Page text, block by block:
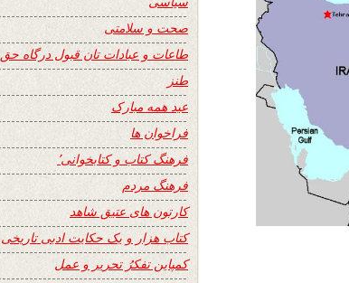
صحت و سلامتی
طاعات و عبادات تان قبول درگاه حق
طنز
عید همه مبارک
فراخوان ها
فرهنگ کتاب و کتابخوانی٬
فرهنگ مردم
کارتون های عتیق شاهد
کتاب هزار و یک حکایت ادبی تاریخی
کمپاین تفکرُ تحریر و عمل